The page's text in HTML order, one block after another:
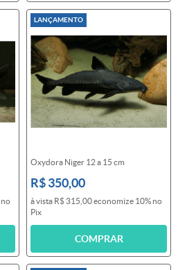
no
LANÇAMENTO
Oxydora Niger 12 a 15 cm
R$ 350,00
à vista R$ 315,00economize 10% no
Pix
COMPRAR